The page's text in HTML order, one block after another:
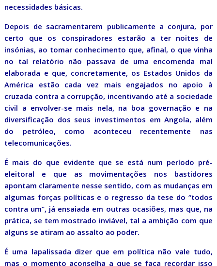
necessidades básicas.
Depois de sacramentarem publicamente a conjura, por
certo que os conspiradores estarão a ter noites de
insónias, ao tomar conhecimento que, afinal, o que vinha
no tal relatório não passava de uma encomenda mal
elaborada e que, concretamente, os Estados Unidos da
América estão cada vez mais engajados no apoio à
cruzada contra a corrupção, incentivando até a sociedade
civil a envolver-se mais nela, na boa governação e na
diversificação dos seus investimentos em Angola, além
do petróleo, como aconteceu recentemente nas
telecomunicações.
É mais do que evidente que se está num período pré-
eleitoral e que as movimentações nos bastidores
apontam claramente nesse sentido, com as mudanças em
algumas forças políticas e o regresso da tese do “todos
contra um”, já ensaiada em outras ocasiões, mas que, na
prática, se tem mostrado inviável, tal a ambição com que
alguns se atiram ao assalto ao poder.
É uma lapalissada dizer que em política não vale tudo,
mas o momento aconselha a que se faça recordar isso